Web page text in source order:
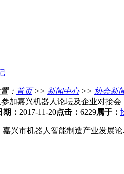
： 首页>> 新闻中心>> 协会新
加嘉兴机器人论坛及企业对接会
期： 2017-11-20点击： 6229属于：
嘉兴市机器人智能制造产业发展